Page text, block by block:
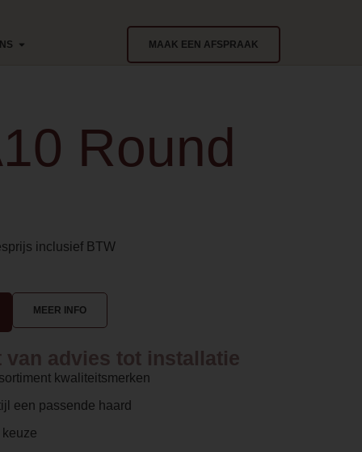
MAAK EEN AFSPRAAK
Round
inclusief BTW
MEER INFO
advies tot installatie
kwaliteitsmerken
een passende haard